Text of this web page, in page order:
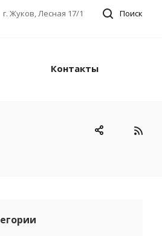
Поиск
г. Жуков, Лесная 17/1
Контакты